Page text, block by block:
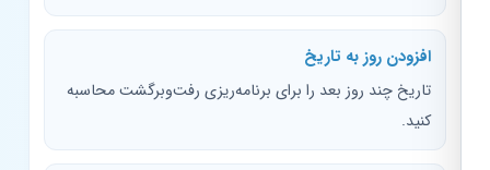
افزودن روز به تاریخ
تاریخ چند روز بعد را برای برنامه‌ریزی رفت‌وبرگشت محاسبه
کنید.